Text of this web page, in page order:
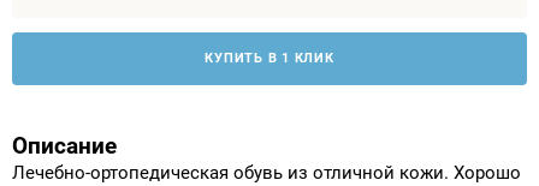
КУПИТЬ В 1 КЛИК
Описание
Лечебно-ортопедическая обувь из отличной кожи. Хорошо
Индивидуальное изготовление